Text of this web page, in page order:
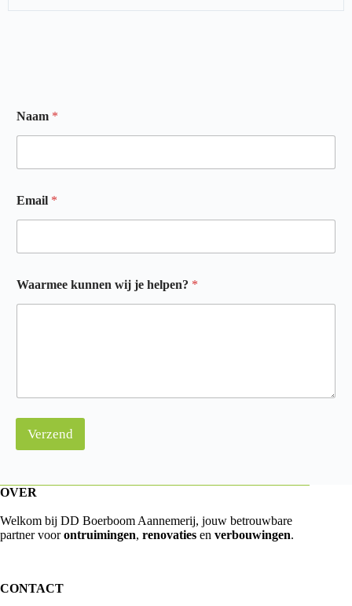
a
a
j
j
e
Naam *
Email *
Waarmee kunnen wij je helpen? *
Verzend
OVER
Welkom bij DD Boerboom Aannemerij, jouw betrouwbare
partner voorontruimingen, renovaties en verbouwingen.
CONTACT